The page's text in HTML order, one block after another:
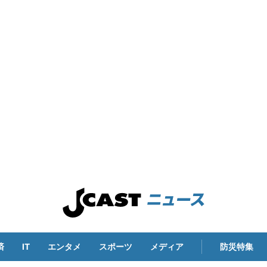
IT エンタメ スポーツ メディア 防災特集